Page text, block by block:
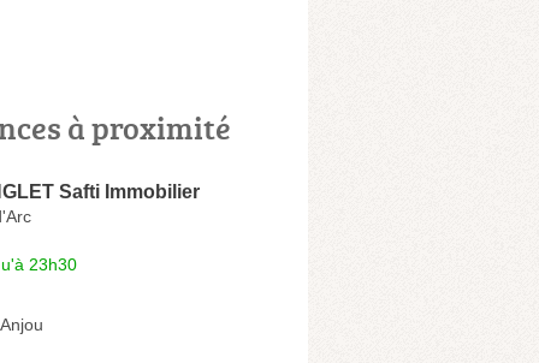
à proximité
Safti Immobilier
23h30